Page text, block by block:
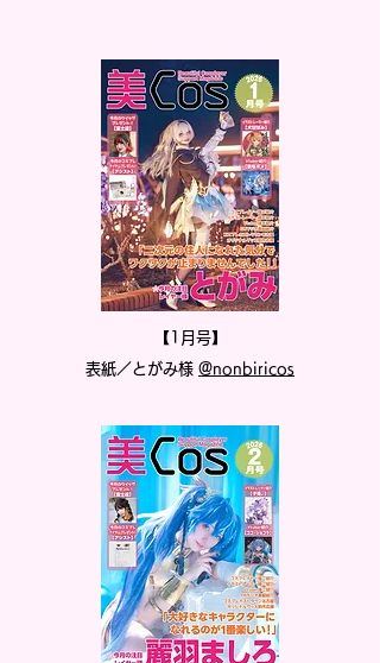
【1月号】
表紙／とがみ様 @nonbiricos